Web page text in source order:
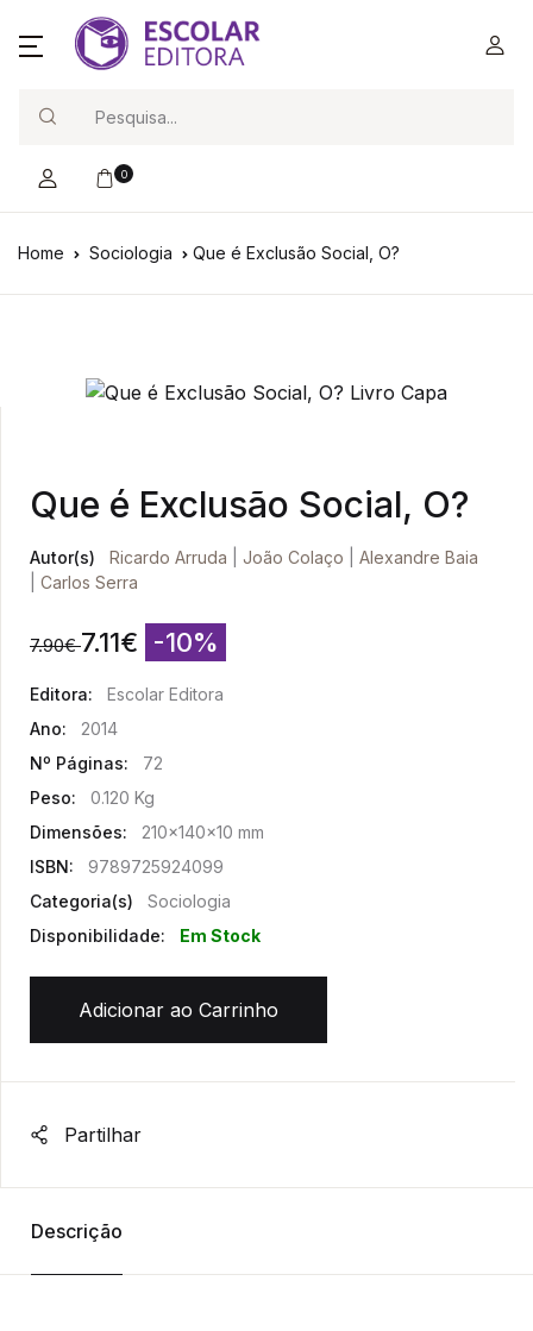
0
Home Sociologia Que é Exclusão Social, O?
Que é Exclusão Social, O?
Autor(s) Ricardo Arruda João Colaço
Alexandre Baia
Carlos Serra
7.90€ 7.11€ -10%
Editora:
Escolar Editora
Ano:
2014
Nº Páginas:
72
Peso:
0.120 Kg
Dimensões:
210x140x10 mm
ISBN:
9789725924099
Categoria(s)
Sociologia
Disponibilidade:
Em Stock
Adicionar ao Carrinho
Partilhar
Descrição